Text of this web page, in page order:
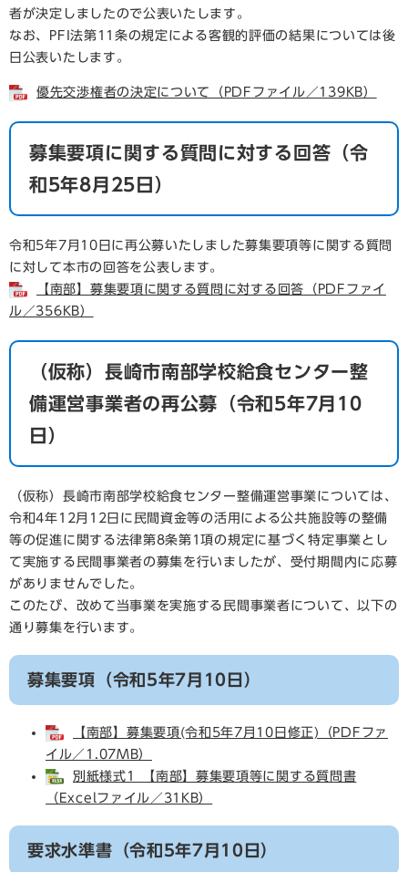
者が決定しましたので公表いたします。
なお、PFI法第11条の規定による客観的評価の結果については後
日公表いたします。
優先交渉権者の決定について（PDFファイル／139KB）
募集要項に関する質問に対する回答（令
和5年8月25日）
令和5年7月10日に再公募いたしました募集要項等に関する質問
に対して本市の回答を公表します。
【南部】募集要項に関する質問に対する回答（PDFファイ
ル／356KB）
（仮称）長崎市南部学校給食センター整
備運営事業者の再公募（令和5年7月10
日）
（仮称）長崎市南部学校給食センター整備運営事業については、
令和4年12月12日に民間資金等の活用による公共施設等の整備
等の促進に関する法律第8条第1項の規定に基づく特定事業とし
て実施する民間事業者の募集を行いましたが、受付期間内に応募
がありませんでした。
このたび、改めて当事業を実施する民間事業者について、以下の
通り募集を行います。
募集要項（令和5年7月10日）
【南部】募集要項(令和5年7月10日修正)（PDFファ
イル／1.07MB）
別紙様式1_【南部】募集要項等に関する質問書
（Excelファイル／31KB）
要求水準書（令和5年7月10日）